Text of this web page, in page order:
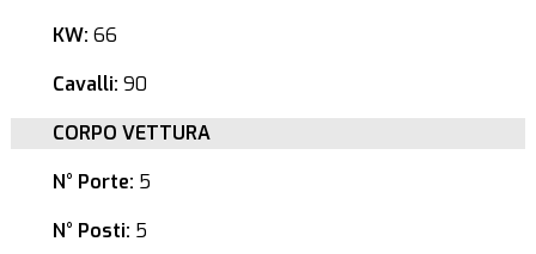
KW: 66
Cavalli: 90
CORPO VETTURA
N° Porte: 5
N° Posti: 5